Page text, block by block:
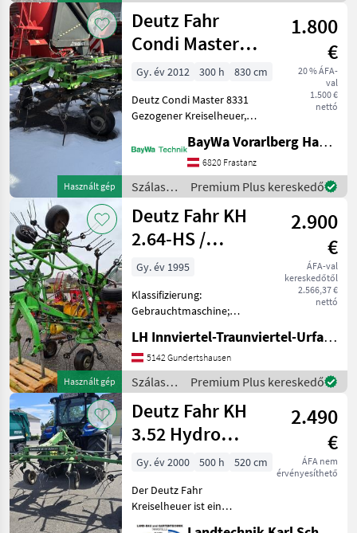
Grenzstreuverstel
betakarítók
/ Deutz
Fahr
Használt gép
Deutz Fahr
Condi Master
8331
1.800
€
20 % ÁFA-
val
1.500 €
nettó
Gy. év 2012 300 h
830 cm
Deutz Condi Master 8331
Gezogener Kreiselheuer,
Profilrahmen.Tragfähigkeit
Wartungsfreie
Ölbadgetriebe. Kein
Abschmieren. Zweifache
Kugellagerung von Antri
BayWa Vorarlberg HandelsGmbH BayWa Technik
6820 Frastanz
Szálastakarmány
betakarítók
/ Deutz
Fahr
Premium Plus kereskedő
Használt gép
Deutz Fahr KH
2.64-HS /
Kreiselheuer /
Zetter
2.900
€
ÁFA-val
kereskedőtől
2.566,37 €
nettó
Gy. év 1995
Klassifizierung:
Gebrauchtmaschine;
Maschinenmerkmale: - Mit
Gelenkwelle - hydraulisch
Klappbar Standort
Gundertshausen
Szálastakarmány b
LH Innviertel-Traunviertel-Urfahr eGen, Gundertshausen
5142 Gundertshausen
Szálastakarmány
betakarítók
/ Deutz
Fahr
Premium Plus kereskedő
Deutz Fahr KH
3.52 Hydro
Super
2.490
€
ÁFA nem
érvényesíthető
Gy. év 2000 500 h
520 cm
Der Deutz Fahr
Kreiselheuer ist ein
zuverlässiges